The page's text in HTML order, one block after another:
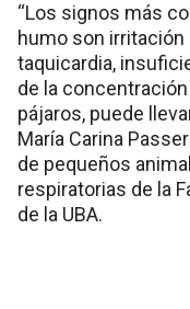
“Los signos más
humo son irritación
taquicardia,
de la
pájaros, puede
María Carina
de pequeños
respiratorias de la
de la UBA.